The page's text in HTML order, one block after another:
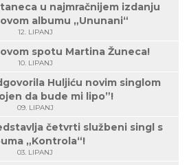
u najmračnijem izdanju
albumu „Ununani“
12. LIPANJ
spotu Martina Žuneca!
10. LIPANJ
Huljiću novim singlom
da bude mi lipo”!
09. LIPANJ
četvrti službeni singl s
„Kontrola“!
03. LIPANJ